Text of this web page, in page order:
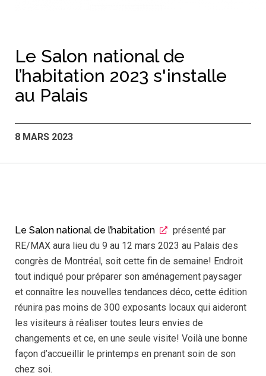
Le Salon national de
l’habitation 2023 s'installe
au Palais
8 MARS 2023
Le Salon national de l’habitation
présenté par
RE/MAX aura lieu du 9 au 12 mars 2023 au Palais des
congrès de Montréal, soit cette fin de semaine! Endroit
tout indiqué pour préparer son aménagement paysager
et connaître les nouvelles tendances déco, cette édition
réunira pas moins de 300 exposants locaux qui aideront
les visiteurs à réaliser toutes leurs envies de
changements et ce, en une seule visite! Voilà une bonne
façon d’accueillir le printemps en prenant soin de son
chez soi.